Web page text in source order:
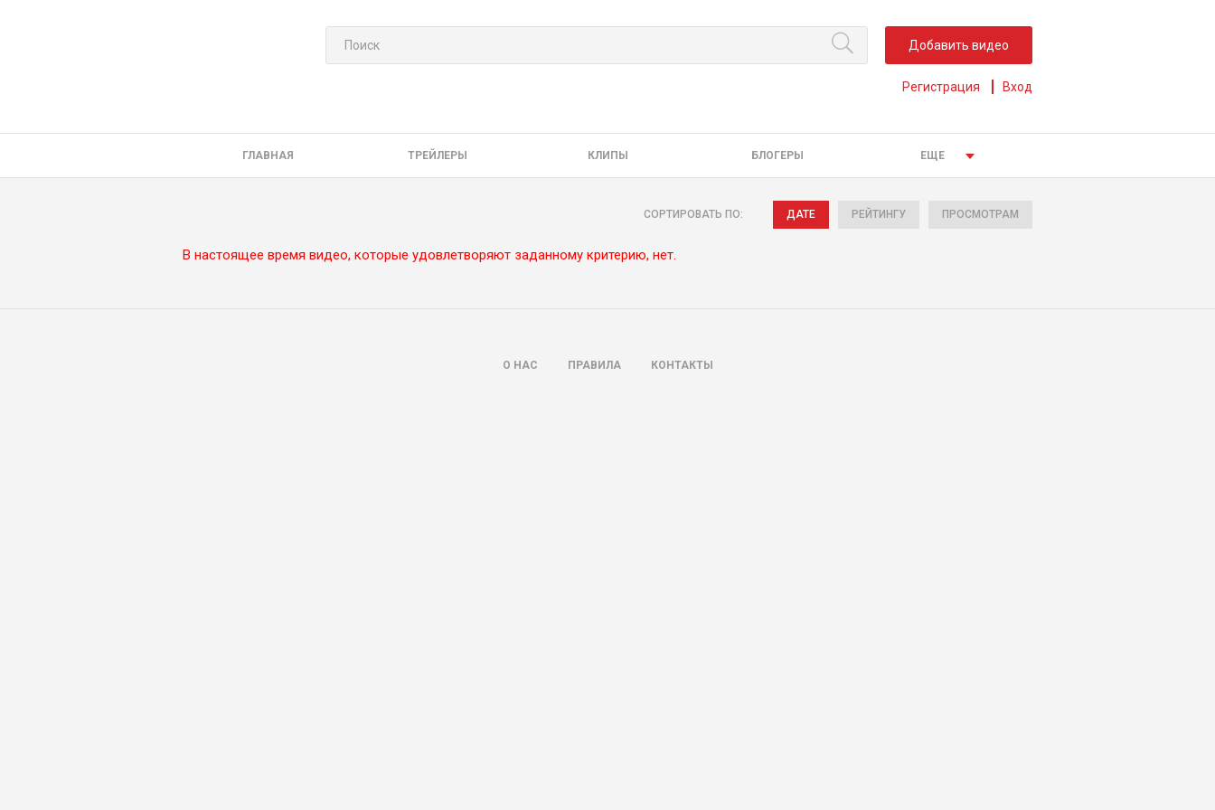
Добавить видео
Регистрация Вход
ГЛАВНАЯ ТРЕЙЛЕРЫ КЛИПЫ БЛОГЕРЫ ЕЩЕ
СОРТИРОВАТЬ ПО: ДАТЕ РЕЙТИНГУ ПРОСМОТРАМ
В настоящее время видео, которые удовлетворяют заданному критерию, нет.
О НАС ПРАВИЛА КОНТАКТЫ